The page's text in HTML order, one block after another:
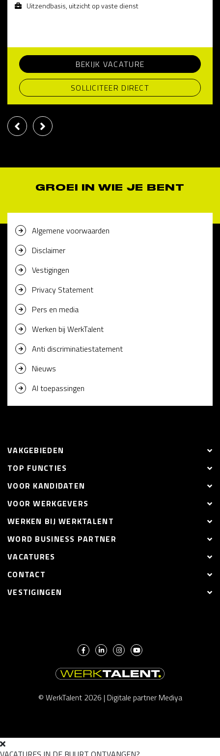
Uitzendbasis, uitzicht op vaste dienst
BEKIJK VACATURE
SOLLICITEER DIRECT
GROEI IN WIE JE BENT
Algemene voorwaarden
Disclaimer
Vestigingen
Privacy Statement
Pers en media
Werken bij WerkTalent
Anti discriminatiestatement
Nieuws
AI toepassingen
VAKGEBIEDEN
TOP FUNCTIES
VOOR KANDIDATEN
VOOR WERKGEVERS
WERKEN BIJ WERKTALENT
WORD BUSINESS PARTNER
VACATURES
CONTACT
VESTIGINGEN
© WerkTalent 2026 | Digitale partner Mediya